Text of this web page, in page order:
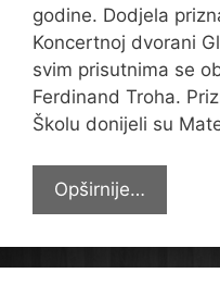
godine. Dodjela
Koncertnoj dvorani
svim prisutnima se
Ferdinand Troha.
Školu donijeli su
Opširnije…
slavonska
županija